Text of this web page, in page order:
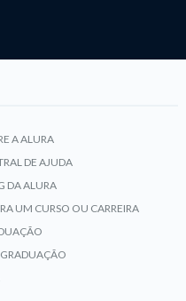
A ALURA
DE AJUDA
DA ALURA
UM CURSO OU CARREIRA